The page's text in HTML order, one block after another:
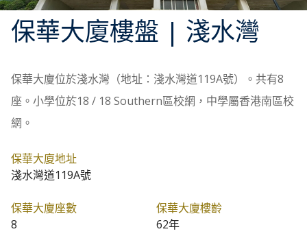
保華大廈樓盤 | 淺水灣
保華大廈位於淺水灣（地址：淺水灣道119A號）。共有8
座。小學位於18 / 18 Southern區校網，中學屬香港南區校
網。
保華大廈地址
淺水灣道119A號
保華大廈座數
8
保華大廈樓齡
62年